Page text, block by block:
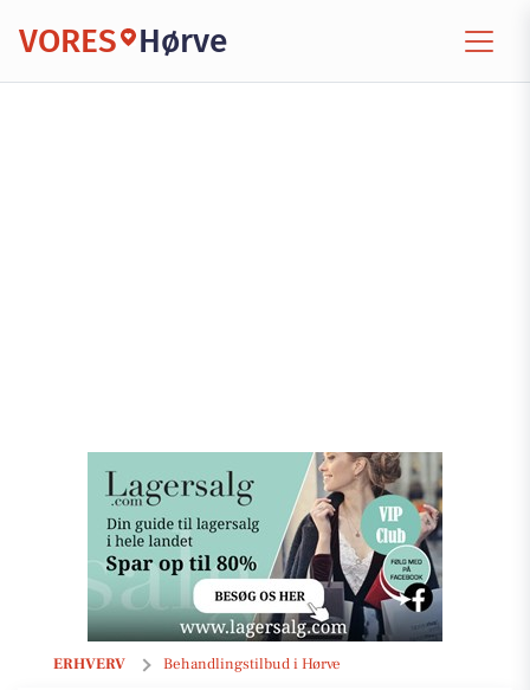
VORES Hørve
ERHVERV Behandlingstilbud i Hørve
Klinik for Smertelindring